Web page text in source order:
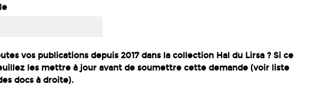
vos publications depuis 2017 dans la collection Hal du Lirsa ? Si ce
les mettre à jour avant de soumettre cette demande (voir liste
docs à droite).